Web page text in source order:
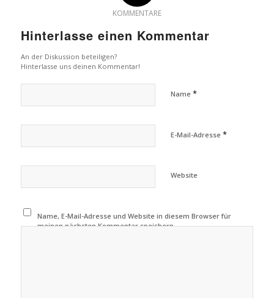
KOMMENTARE
Hinterlasse einen Kommentar
An der Diskussion beteiligen?
Hinterlasse uns deinen Kommentar!
Name *
E-Mail-Adresse *
Website
Name, E-Mail-Adresse und Website in diesem Browser für
meinen nächsten Kommentar speichern.